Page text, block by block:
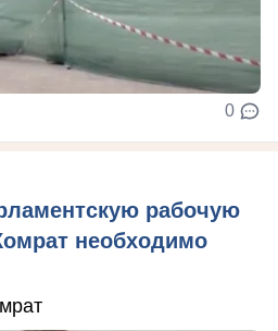
0
рабочую
необходимо